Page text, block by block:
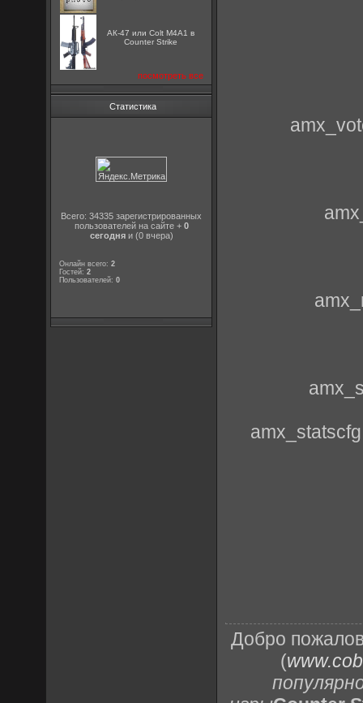
АК-47 или Colt M4A1 в
Counter Strike
посмотреть все
Статистика
Всего: 34335 зарегистрированных
пользователей на сайте + 0
сегодняи (0 вчера)
Онлайн всего:2
Гостей:2
Пользователей:0
Добро
(